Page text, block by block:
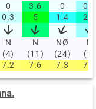
0 3.6 0
0.6
0.3 5 1.4 2.5
N
(4)
N
(11)
NØ
(24)
N
(8)
7.2 7.6 7.3 7.5